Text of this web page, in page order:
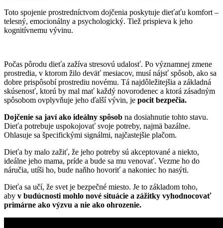
Toto spojenie prostredníctvom dojčenia poskytuje dieťaťu komfort –
telesný, emocionálny a psychologický. Tiež prispieva k jeho
kognitívnemu vývinu.
Počas pôrodu dieťa zažíva stresovú udalosť. Po významnej zmene
prostredia, v ktorom žilo deväť mesiacov, musí nájsť spôsob, ako sa
dobre prispôsobí prostrediu novému. Tá najdôležitejšia a základná
skúsenosť, ktorú by mal mať každý novorodenec a ktorá zásadným
spôsobom ovplyvňuje jeho ďalší vývin, je pocit bezpečia.
Dojčenie sa javí ako ideálny spôsob na dosiahnutie tohto stavu.
Dieťa potrebuje uspokojovať svoje potreby, najmä bazálne.
Ohlasuje sa špecifickými signálmi, najčastejšie plačom.
Dieťa by malo zažiť, že jeho potreby sú akceptované a niekto,
ideálne jeho mama, príde a bude sa mu venovať. Vezme ho do
náručia, utíši ho, bude naňho hovoriť a nakoniec ho nasýti.
Dieťa sa učí, že svet je bezpečné miesto. Je to základom toho,
aby v budúcnosti mohlo nové situácie a zážitky vyhodnocovať
primárne ako výzvu a nie ako ohrozenie.